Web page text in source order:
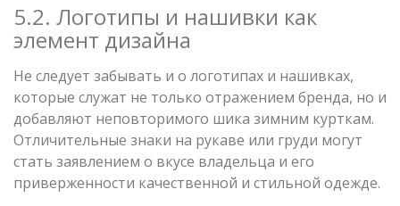
5.2. Логотипы и нашивки как
элемент дизайна
Не следует забывать и о логотипах и нашивках,
которые служат не только отражением бренда, но и
добавляют неповторимого шика зимним курткам.
Отличительные знаки на рукаве или груди могут
стать заявлением о вкусе владельца и его
приверженности качественной и стильной одежде.